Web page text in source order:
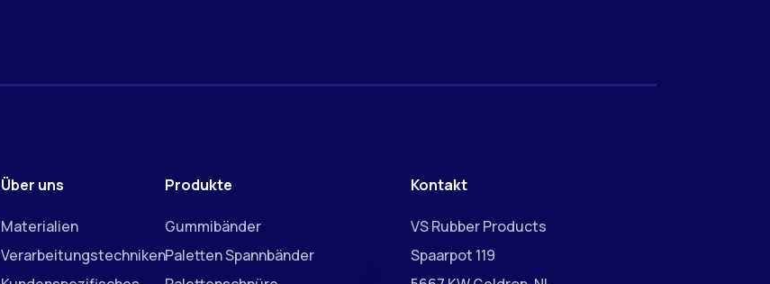
Über uns
Materialien
Verarbeitungstechniken
Produkte
Gummibänder
Paletten Spannbänder
Kontakt
VS Rubber Products
Spaarpot 119